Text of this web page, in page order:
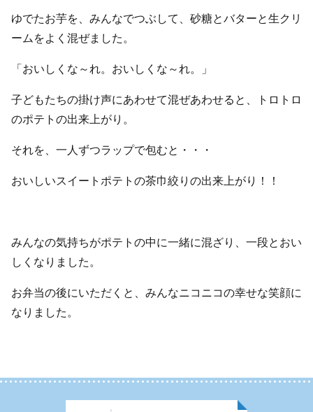
ゆでたお芋を、みんなでつぶして、砂糖とバターと生クリ
ームをよく混ぜました。
「おいしくな～れ。おいしくな～れ。」
子どもたちの掛け声にあわせて混ぜあわせると、トロトロ
のポテトの出来上がり。
それを、一人ずつラップで包むと・・・
おいしいスイートポテトの茶巾絞りの出来上がり！！
みんなの気持ちがポテトの中に一緒に混ざり、一段とおい
しくなりました。
お弁当の後にいただくと、みんなニコニコの幸せな笑顔に
なりました。